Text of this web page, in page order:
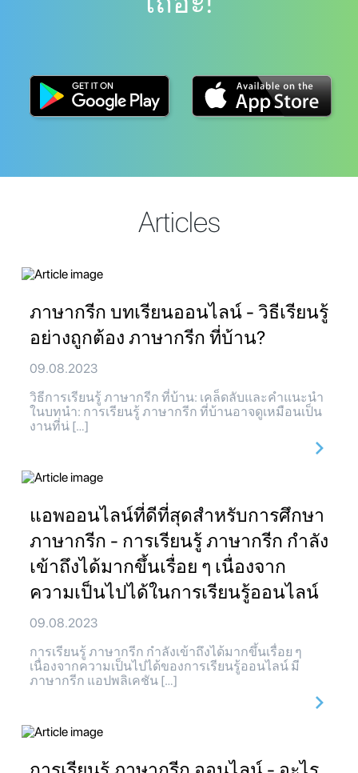
Articles
ภาษากรีก บทเรียนออนไลน์ - วิธีเรียนรู้
อย่างถูกต้อง ภาษากรีก ที่บ้าน?
09.08.2023
วิธีการเรียนรู้ ภาษากรีก ที่บ้าน: เคล็ดลับและคำแนะนำ
ในบทนำ: การเรียนรู้ ภาษากรีก ที่บ้านอาจดูเหมือนเป็น
งานที่น่ […]
แอพออนไลน์ที่ดีที่สุดสำหรับการศึกษา
ภาษากรีก - การเรียนรู้ ภาษากรีก กำลัง
เข้าถึงได้มากขึ้นเรื่อย ๆ เนื่องจาก
ความเป็นไปได้ในการเรียนรู้ออนไลน์
09.08.2023
การเรียนรู้ ภาษากรีก กำลังเข้าถึงได้มากขึ้นเรื่อย ๆ
เนื่องจากความเป็นไปได้ของการเรียนรู้ออนไลน์ มี
ภาษากรีก แอปพลิเคชัน […]